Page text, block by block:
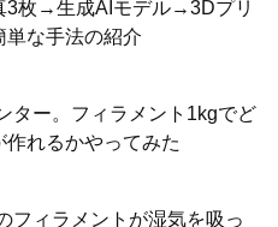
3枚→生成AIモデル→3Dプリ
単な手法の紹介
ター。フィラメント1kgでど
作れるかやってみた
フィラメントが湿気を吸っ